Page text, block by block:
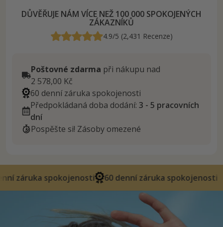
DŮVĚŘUJE NÁM VÍCE NEŽ 100 000 SPOKOJENÝCH
ZÁKAZNÍKŮ
4.9/5 (2,431 Recenze)
Poštovné zdarma při nákupu nad
2 578,00 Kč
60 denní záruka spokojenosti
Předpokládaná doba dodání: 3 - 5 pracovních
dní
Pospěšte si! Zásoby omezené
60 denní záruka spokojenosti 60